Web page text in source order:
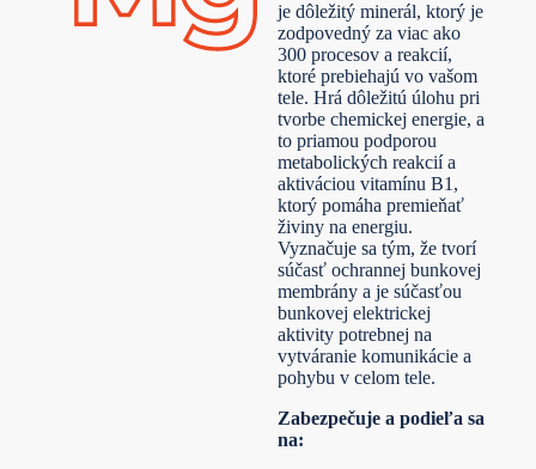
je dôležitý minerál, ktorý je
zodpovedný za viac ako
300 procesov a reakcií,
ktoré prebiehajú vo vašom
tele. Hrá dôležitú úlohu pri
tvorbe chemickej energie, a
to priamou podporou
metabolických reakcií a
aktiváciou vitamínu B1,
ktorý pomáha premieňať
živiny na energiu.
Vyznačuje sa tým, že tvorí
súčasť ochrannej bunkovej
membrány a je súčasťou
bunkovej elektrickej
aktivity potrebnej na
vytváranie komunikácie a
pohybu v celom tele.
Zabezpečuje a podieľa sa
na: